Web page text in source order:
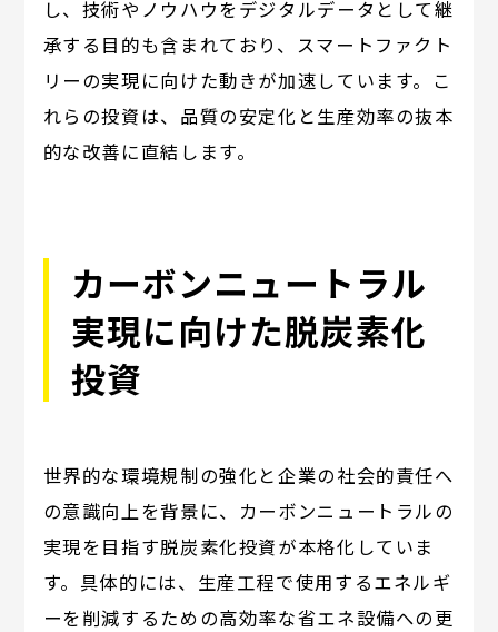
し、技術やノウハウをデジタルデータとして継
承する目的も含まれており、スマートファクト
リーの実現に向けた動きが加速しています。こ
れらの投資は、品質の安定化と生産効率の抜本
的な改善に直結します。
カーボンニュートラル
実現に向けた脱炭素化
投資
世界的な環境規制の強化と企業の社会的責任へ
の意識向上を背景に、カーボンニュートラルの
実現を目指す脱炭素化投資が本格化していま
す。具体的には、生産工程で使用するエネルギ
ーを削減するための高効率な省エネ設備への更